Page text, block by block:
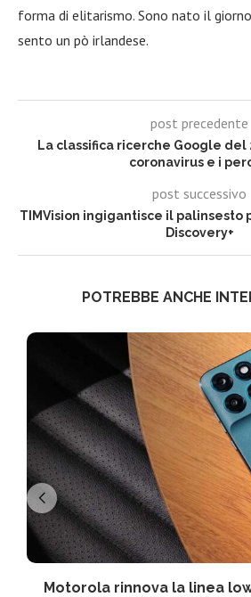
forma di elitarismo. Sono nato il
sento un pò irlandese.
post precedente
La classifica ricerche Google del
coronavirus e i
post successivo
TIMVision ingigantisce il palinsesto
Discovery+
POTREBBE ANCHE
Motorola rinnova la linea